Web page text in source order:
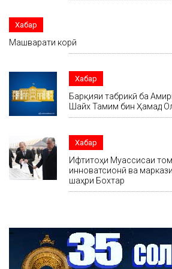
Хабар
Машварати корӣ
Хабар
Барқияи табрикӣ ба
Шайх Тамим бин Ҳамад
Хабар
Ифтитоҳи Муассисаи
инноватсионӣ ва
шаҳри Бохтар